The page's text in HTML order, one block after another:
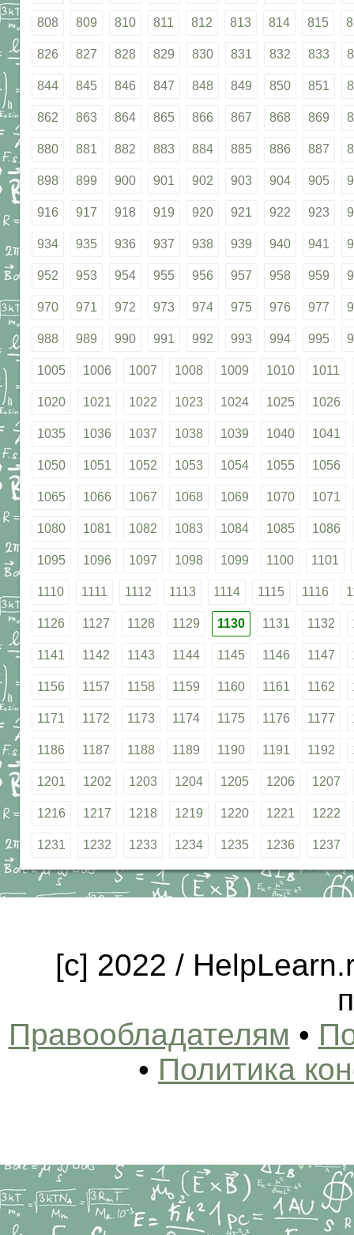
808 809 810 811 812 813 814 815
826 827 828 829 830 831 832 833
844 845 846 847 848 849 850 851
862 863 864 865 866 867 868 869
880 881 882 883 884 885 886 887
898 899 900 901 902 903 904 905
916 917 918 919 920 921 922 923
934 935 936 937 938 939 940 941
952 953 954 955 956 957 958 959
970 971 972 973 974 975 976 977
988 989 990 991 992 993 994 995
1005 1006 1007 1008 1009 1010 1011
1020 1021 1022 1023 1024 1025 1026
1035 1036 1037 1038 1039 1040 1041
1050 1051 1052 1053 1054 1055 1056
1065 1066 1067 1068 1069 1070 1071
1080 1081 1082 1083 1084 1085 1086
1095 1096 1097 1098 1099 1100 1101
1110 1111 1112 1113 1114 1115 1116
1126 1127 1128 1129 1130 1131 1132
1141 1142 1143 1144 1145 1146 1147
1156 1157 1158 1159 1160 1161 1162
1171 1172 1173 1174 1175 1176 1177
1186 1187 1188 1189 1190 1191 1192
1201 1202 1203 1204 1205 1206 1207
1216 1217 1218 1219 1220 1221 1222
1231 1232 1233 1234 1235 1236 1237
[c] 2022 /
Правообладателям •
• Политика